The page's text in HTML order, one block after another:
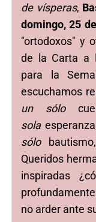
de vísperas,
domingo, 25
"ortodoxos" y
de la Carta a
para la
escuchamos
un sólo
sola
sólo
Queridos
inspiradas
no arder ante